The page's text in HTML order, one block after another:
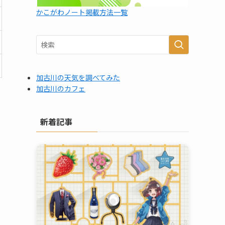
かこがわノート掲載方法一覧
加古川の天気を調べてみた
加古川のカフェ
新着記事